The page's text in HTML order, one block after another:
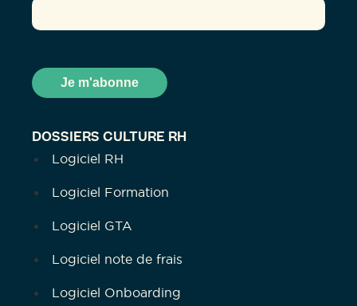
DOSSIERS CULTURE RH
Logiciel RH
Logiciel Formation
Logiciel GTA
Logiciel note de frais
Logiciel Onboarding